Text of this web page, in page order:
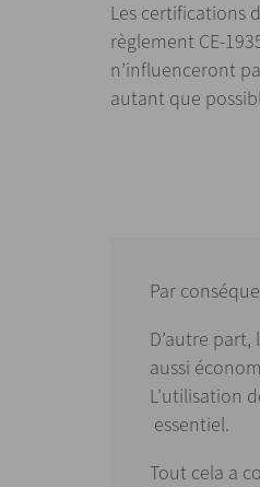
Les certifications
règlement CE-
n’influenceront
autant que
Par
D’autre
aussi
L’utilisation
essentiel.
Tout cela a